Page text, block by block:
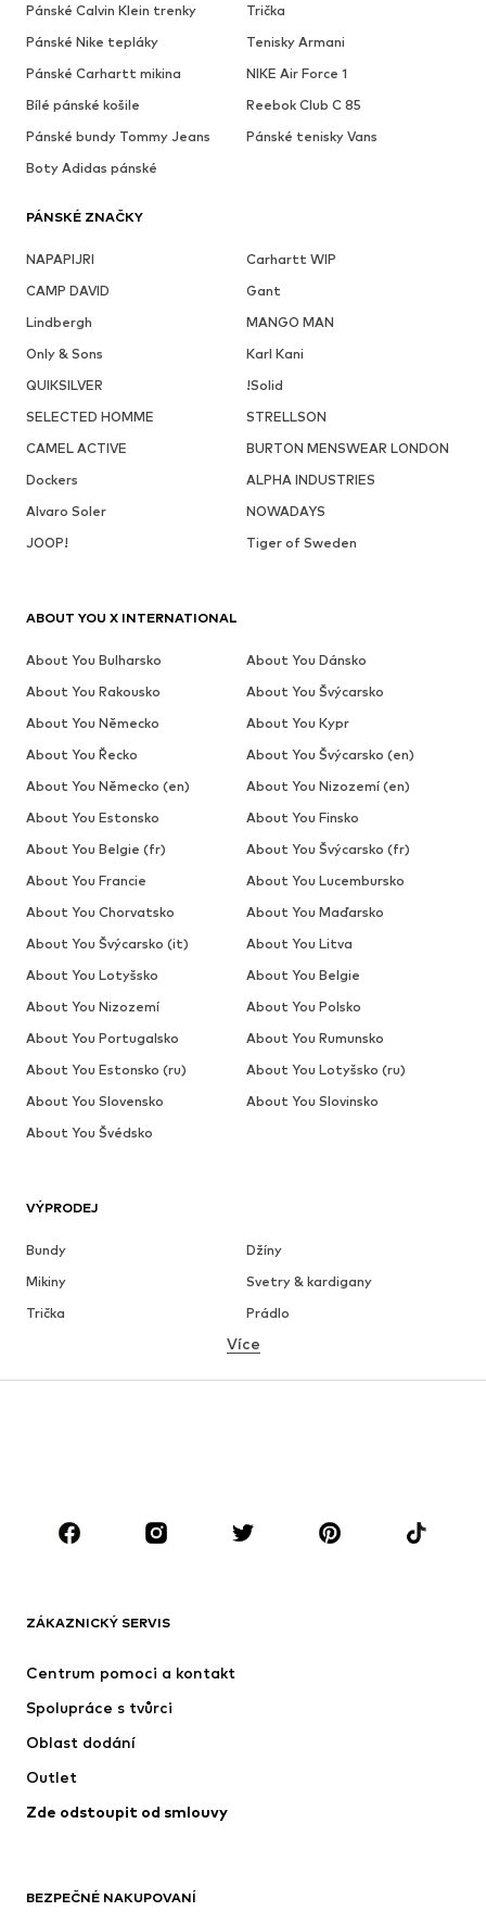
Pánské Calvin Klein trenky
Trička
Pánské Nike tepláky
Tenisky Armani
Pánské Carhartt mikina
NIKE Air Force 1
Bílé pánské košile
Reebok Club C 85
Pánské bundy Tommy Jeans
Pánské tenisky Vans
Boty Adidas pánské
PÁNSKÉ ZNAČKY
NAPAPIJRI
Carhartt WIP
CAMP DAVID
Gant
Lindbergh
MANGO MAN
Only & Sons
Karl Kani
QUIKSILVER
!Solid
SELECTED HOMME
STRELLSON
CAMEL ACTIVE
BURTON MENSWEAR LONDON
Dockers
ALPHA INDUSTRIES
Alvaro Soler
NOWADAYS
JOOP!
Tiger of Sweden
VÝPRODEJ
Bundy
Džíny
Mikiny
Svetry & kardigany
Trička
Prádlo
Košile
OBLEČENÍ
Bundy
Obleky & saka
Plavky
Příležitosti
Upcyklace
Nové
Více
ZÁKAZNICKÝ SERVIS
Centrum pomoci a kontakt
Spolupráce s tvůrci
Oblast dodání
Outlet
Zde odstoupit od smlouvy
BEZPEČNÉ NAKUPOVANÍ
ABOUT YOU X INTERNATIONAL
About You Bulharsko
About You Dánsko
About You Rakousko
About You Švýcarsko
About You Německo
About You Kypr
About You Řecko
About You Švýcarsko (en)
About You Německo (en)
About You Nizozemí (en)
About You Estonsko
About You Finsko
About You Belgie (fr)
About You Švýcarsko (fr)
About You Francie
About You Lucembursko
About You Chorvatsko
About You Maďarsko
About You Švýcarsko (it)
About You Litva
About You Lotyšsko
About You Belgie
About You Nizozemí
About You Polsko
About You Portugalsko
About You Rumunsko
About You Estonsko (ru)
About You Lotyšsko (ru)
About You Slovensko
About You Slovinsko
About You Švédsko